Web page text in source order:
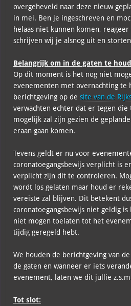
overgeheveld naar deze nieuw
in mei. Ben je ingeschreven en
helaas niet kunnen komen,
schrijven wij je alsnog uit en
Belangrijk om in de gaten te
Op dit moment is het nog niet
evenementen met overnachting te
berichtgeving op de site van de
verwachten echter dat er tegen
mogelijk zal zijn gezien de
eraan gaan komen.
Tevens geldt er nu voor
coronatoegangsbewijs verplicht is
verplicht zijn dit te controleren.
wordt los gelaten maar houd er
vereiste zal blijven. Dit betekent
coronatoegangsbewijs niet geldig
niet mogen toelaten tot het
tijdig geregeld hebt.
We houden de berichtgeving van
de gaten en wanneer er iets
evenement, laten we dit jullie
Tot slot: